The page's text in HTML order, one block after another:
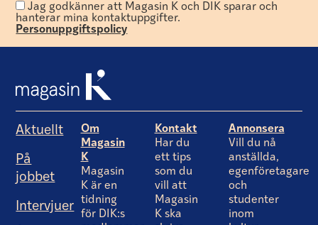
Jag godkänner att Magasin K och DIK sparar och
hanterar mina kontaktuppgifter.
Personuppgiftspolicy
Aktuellt
På
jobbet
Intervjuer
Om
Magasin
K
Magasin
K är en
tidning
för DIK:s
Kontakt
Har du
ett tips
som du
vill att
Magasin
K ska
Annonsera
Vill du nå
anställda,
egenföretagare
och
studenter
inom